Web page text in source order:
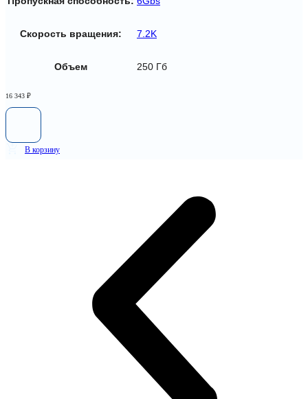
Скорость вращения: 7.2K
Объем 250 Гб
16 343 ₽
В корзину